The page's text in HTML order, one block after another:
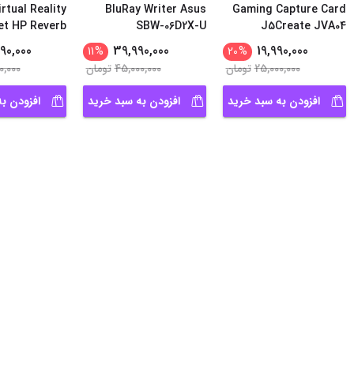
Gaming Capture Card
J5Create JVA04
19,990,000
%
20
25,000,000تومان
افزودن به سبد خرید
BluRay Writer Asus
SBW-06D2X-U
39,990,000
%
11
45,000,000تومان
افزودن به سبد خرید
Reality
HP Reverb
افزودن